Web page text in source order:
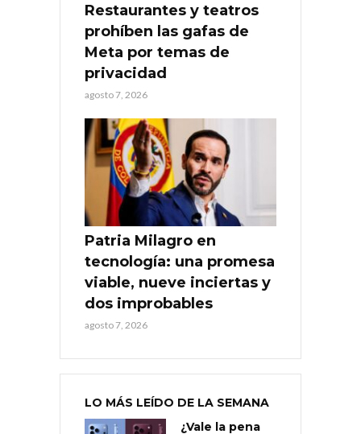
Restaurantes y teatros
prohíben las gafas de
Meta por temas de
privacidad
agosto 7, 2026
Patria Milagro en
tecnología: una promesa
viable, nueve inciertas y
dos improbables
agosto 7, 2026
LO MÁS LEÍDO DE LA SEMANA
¿Vale la pena